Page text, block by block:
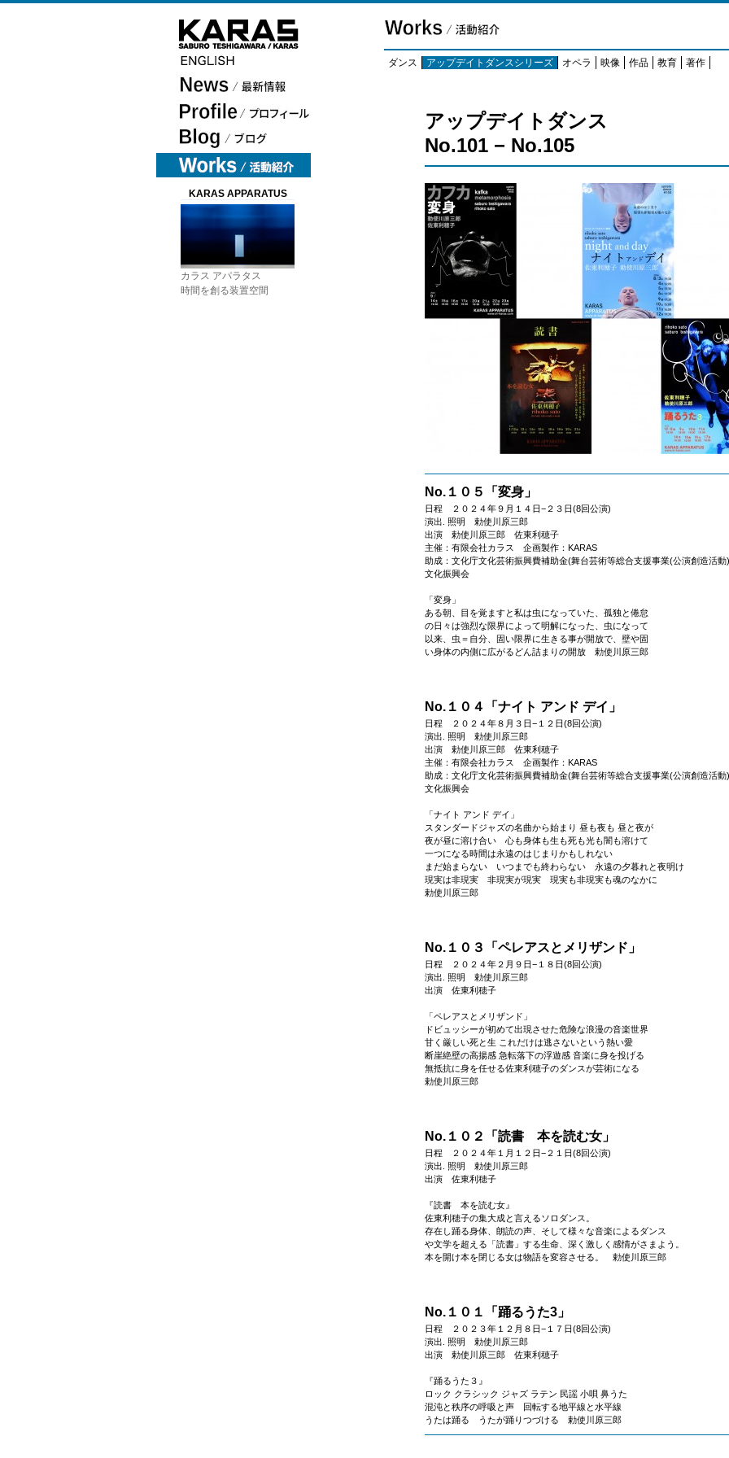
KARAS APPARATUS
カラス アパラタス
時間を創る装置空間
ダンス アップデイトダンスシリーズ オペラ 映像 作品 教育 著作
アップデイトダンス
No.101 − No.105
No.１０５「変身」
日程 ２０２４年９月１４日−２３日(8回公演)
演出. 照明 勅使川原三郎
出演 勅使川原三郎 佐東利穂子
主催：有限会社カラス 企画製作：KARAS
助成：文化庁文化芸術振興費補助金(舞台芸術等総合支援事業(公演創造活
文化振興会
「変身」
ある朝、目を覚ますと私は虫になっていた、孤独と倦怠
の日々は強烈な限界によって明解になった、虫になって
以来、虫＝自分、固い限界に生きる事が開放で、壁や固
い身体の内側に広がるどん詰まりの開放 勅使川原三郎
No.１０４「ナイト アンド デイ」
日程 ２０２４年８月３日−１２日(8回公演)
演出. 照明 勅使川原三郎
出演 勅使川原三郎 佐東利穂子
主催：有限会社カラス 企画製作：KARAS
助成：文化庁文化芸術振興費補助金(舞台芸術等総合支援事業(公演創造活
文化振興会
「ナイト アンド デイ」
スタンダードジャズの名曲から始まり 昼も夜も 昼と夜が
夜が昼に溶け合い 心も身体も生も死も光も闇も溶けて
一つになる時間は永遠のはじまりかもしれない
まだ始まらない いつまでも終わらない 永遠の夕暮れと夜明け
現実は非現実 非現実が現実 現実も非現実も魂のなかに
勅使川原三郎
No.１０３「ペレアスとメリザンド」
日程 ２０２４年２月９日−１８日(8回公演)
演出. 照明 勅使川原三郎
出演 佐東利穂子
「ペレアスとメリザンド」
ドビュッシーが初めて出現させた危険な浪漫の音楽世界
甘く厳しい死と生 これだけは逃さないという熱い愛
断崖絶壁の高揚感 急転落下の浮遊感 音楽に身を投げる
無抵抗に身を任せる佐東利穂子のダンスが芸術になる
勅使川原三郎
No.１０２「読書 本を読む女」
日程 ２０２４年１月１２日−２１日(8回公演)
演出. 照明 勅使川原三郎
出演 佐東利穂子
『読書 本を読む女』
佐東利穂子の集大成と言えるソロダンス。
存在し踊る身体、朗読の声、そして様々な音楽によるダンス
や文学を超える「読書」する生命、深く激しく感情がさまよう。
本を開け本を閉じる女は物語を変容させる。 勅使川原三郎
No.１０１「踊るうた3」
日程 ２０２３年１２月８日−１７日(8回公演)
演出. 照明 勅使川原三郎
出演 勅使川原三郎 佐東利穂子
『踊るうた３』
ロック クラシック ジャズ ラテン 民謡 小唄 鼻うた
混沌と秩序の呼吸と声 回転する地平線と水平線
うたは踊る うたが踊りつづける 勅使川原三郎